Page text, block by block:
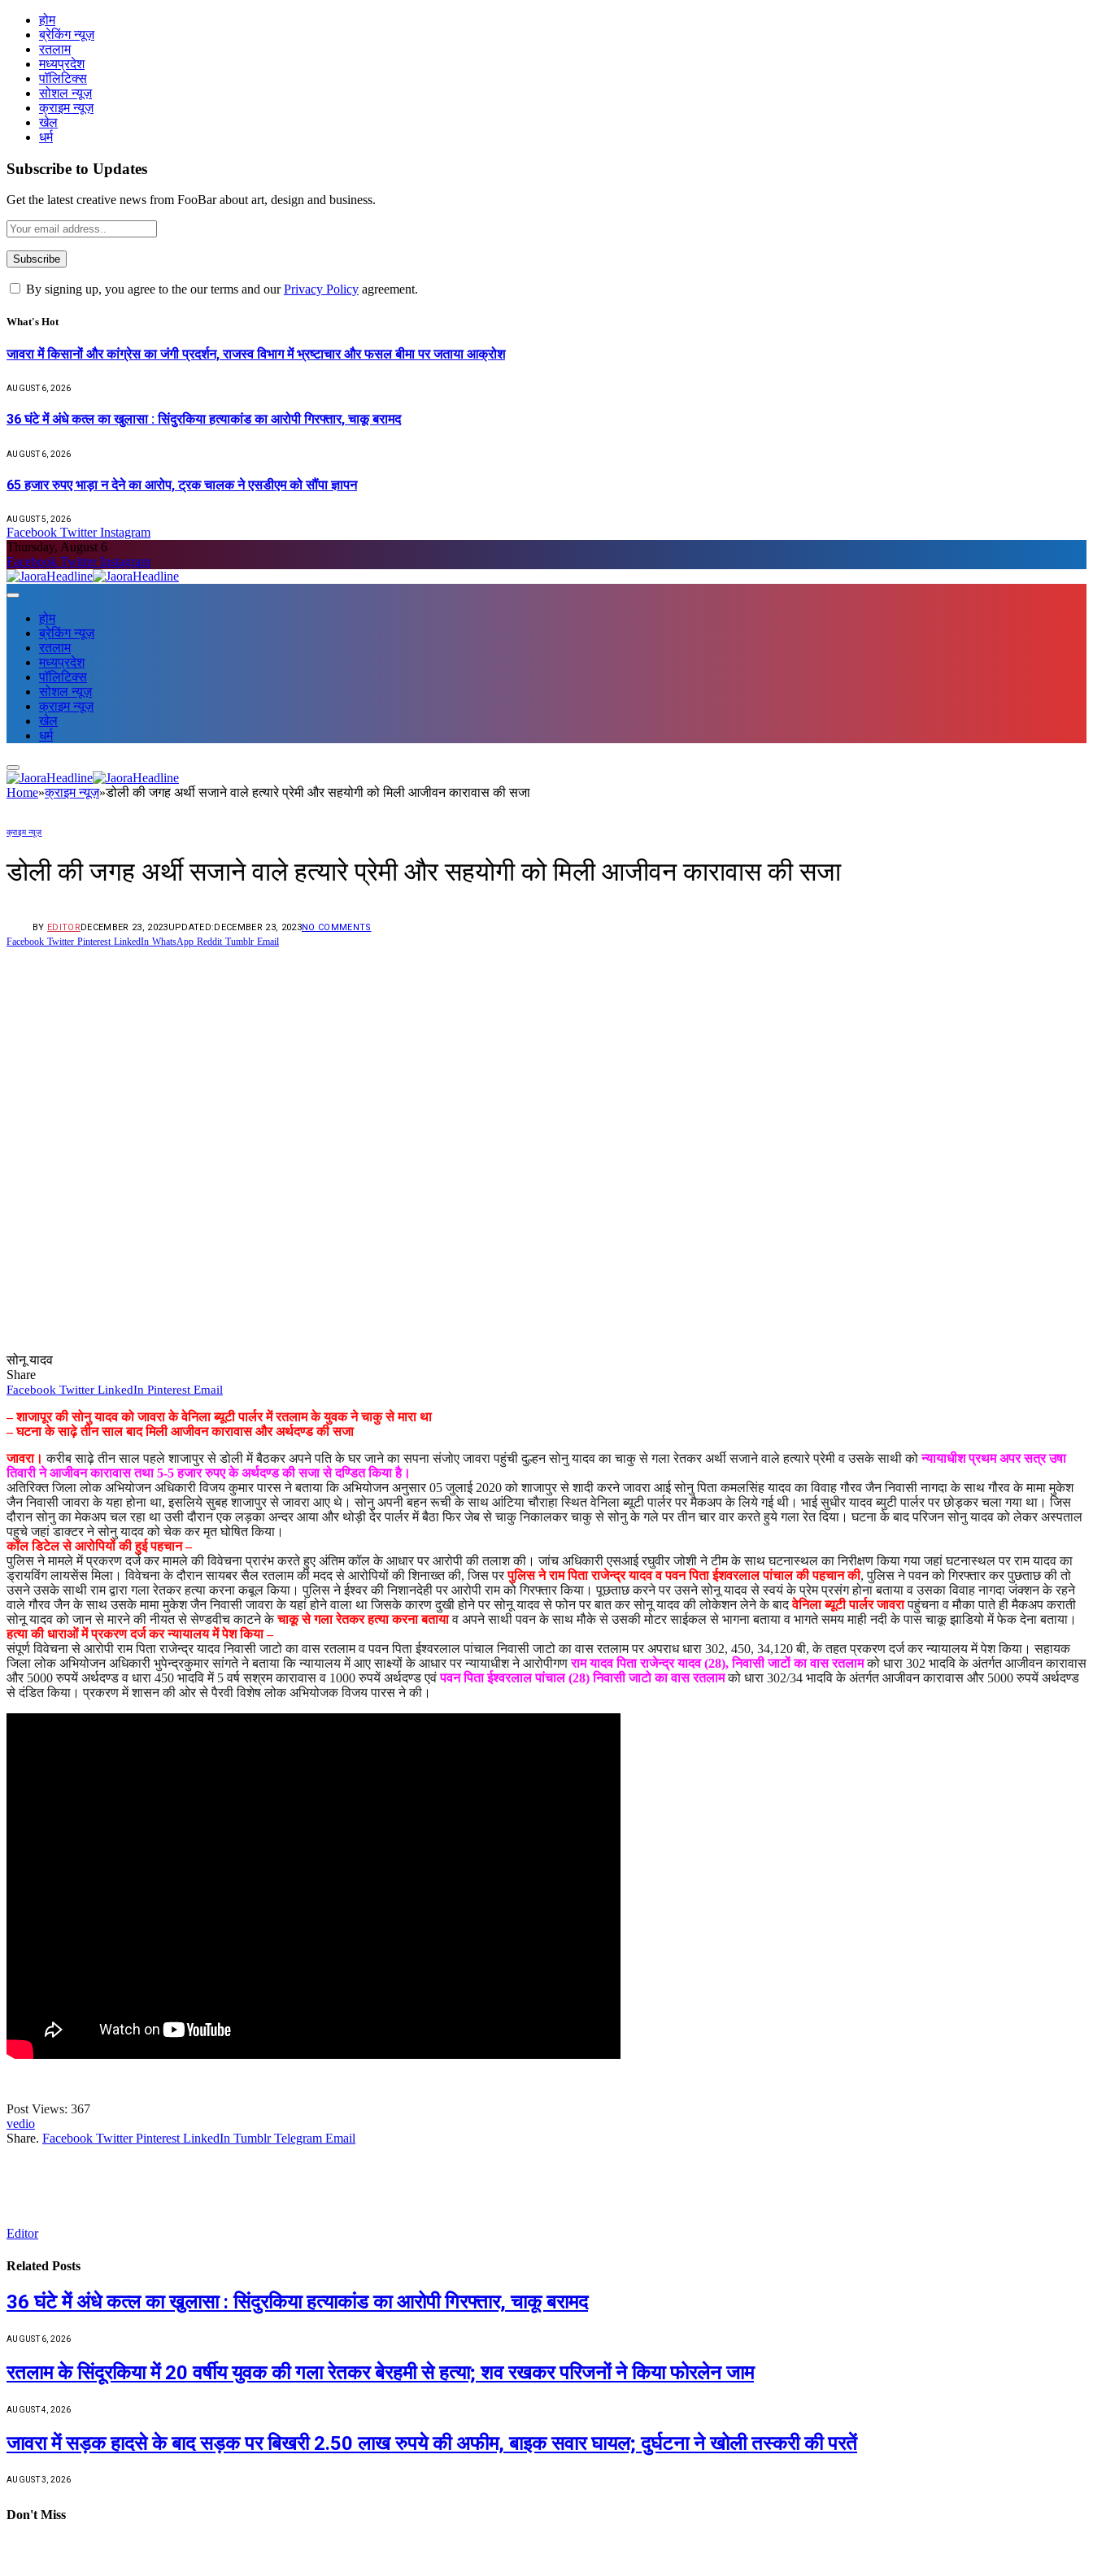
होम
ब्रेकिंग न्यूज़
रतलाम
मध्यप्रदेश
पॉलिटिक्स
सोशल न्यूज़
क्राइम न्यूज़
खेल
धर्म
Subscribe to Updates
Get the latest creative news from FooBar about art, design and business.
By signing up, you agree to the our terms and ourPrivacy Policy agreement.
What's Hot
जावरा में किसानों और कांग्रेस का जंगी प्रदर्शन, राजस्व विभाग में भ्रष्टाचार और फसल बीमा पर जताया आक्रोश
AUGUST 6, 2026
36 घंटे में अंधे कत्ल का खुलासा : सिंदुरकिया हत्याकांड का आरोपी गिरफ्तार, चाकू बरामद
AUGUST 6, 2026
65 हजार रुपए भाड़ा न देने का आरोप, ट्रक चालक ने एसडीएम को सौंपा ज्ञापन
AUGUST 5, 2026
Facebook Twitter Instagram
Thursday, August 6
Facebook Twitter Instagram
होम
ब्रेकिंग न्यूज़
रतलाम
मध्यप्रदेश
पॉलिटिक्स
सोशल न्यूज़
क्राइम न्यूज़
खेल
धर्म
Home»क्राइम न्यूज़»डोली की जगह अर्थी सजाने वाले हत्यारे प्रेमी और सहयोगी को मिली आजीवन कारावास की सजा
क्राइम न्यूज़
डोली की जगह अर्थी सजाने वाले हत्यारे प्रेमी और सहयोगी को मिली आजीवन कारावास की सजा
BY EDITORDECEMBER 23, 2023UPDATED:DECEMBER 23, 2023NO COMMENTS
Facebook Twitter Pinterest LinkedIn WhatsApp Reddit Tumblr Email
सोनू यादव
Share
Facebook Twitter LinkedIn Pinterest Email
– शाजापूर की सोनु यादव को जावरा के वेनिला ब्यूटी पार्लर में रतलाम के युवक ने चाकु से मारा था
– घटना के साढ़े तीन साल बाद मिली आजीवन कारावास और अर्थदण्ड की सजा
जावरा। करीब साढ़े तीन साल पहले शाजापुर से डोली में बैठकर अपने पति के घर जाने का सपना संजोए जावरा पहुंची दुल्हन सोनु यादव का चाकु से गला रेतकर अर्थी सजाने वाले हत्यारे प्रेमी व उसके साथी कोन्यायाधीश प्रथम अपर सत्र उषा
तिवारी ने आजीवन कारावास तथा 5-5 हजार रुपए के अर्थदण्ड की सजा से दण्डित किया है।
अतिरिक्त जिला लोक अभियोजन अधिकारी विजय कुमार पारस ने बताया कि अभियोजन अनुसार 05 जुलाई 2020 को शाजापुर से शादी करने जावरा आई सोनु पिता कमलसिंह यादव का विवाह गौरव जैन निवासी नागदा के साथ गौरव के मामा मुकेश
जैन निवासी जावरा के यहा होना था, इसलिये सुबह शाजापुर से जावरा आए थे। सोनु अपनी बहन रूची के साथ आंटिया चौराहा स्थित वेनिला ब्यूटी पार्लर पर मैकअप के लिये गई थी। भाई सुधीर यादव ब्युटी पार्लर पर छोड़कर चला गया था। जिस
दौरान सोनु का मेकअप चल रहा था उसी दौरान एक लड़का अन्दर आया और थोड़ी देर पार्लर में बैठा फिर जेब से चाकु निकालकर चाकु से सोनु के गले पर तीन चार वार करते हुये गला रेत दिया। घटना के बाद परिजन सोनु यादव को लेकर अस्पताल
पहुचे जहां डाक्टर ने सोनु यादव को चेक कर मृत घोषित किया।
कॉल डिटेल से आरोपियों की हुई पहचान –
पुलिस ने मामले में प्रकरण दर्ज कर मामले की विवेचना प्रारंभ करते हुए अंतिम कॉल के आधार पर आरोपी की तलाश की। जांच अधिकारी एसआई रघुवीर जोशी ने टीम के साथ घटनास्थल का निरीक्षण किया गया जहां घटनास्थल पर राम यादव का
ड्रायविंग लायसेंस मिला। विवेचना के दौरान सायबर सैल रतलाम की मदद से आरोपियों की शिनाख्त की, जिस परपुलिस ने राम पिता राजेन्द्र यादव व पवन पिता ईशवरलाल पांचाल की पहचान की, पुलिस ने पवन को गिरफ्तार कर पुछताछ की तो
उसने उसके साथी राम द्वारा गला रेतकर हत्या करना कबूल किया। पुलिस ने ईश्वर की निशानदेही पर आरोपी राम को गिरफ्तार किया। पूछताछ करने पर उसने सोनू यादव से स्वयं के प्रेम प्रसंग होना बताया व उसका विवाह नागदा जंक्शन के रहने
वाले गौरव जैन के साथ उसके मामा मुकेश जैन निवासी जावरा के यहां होने वाला था जिसके कारण दुखी होने पर सोनू यादव से फोन पर बात कर सोनू यादव की लोकेशन लेने के बादवेनिला ब्यूटी पार्लर जावरापहुंचना व मौका पाते ही मैकअप कराती
सोनू यादव को जान से मारने की नीयत से सेण्डवीच काटने केचाकू से गला रेतकर हत्या करना बताया व अपने साथी पवन के साथ मौके से उसकी मोटर साईकल से भागना बताया व भागते समय माही नदी के पास चाकू झाडियो में फेक देना बताया।
हत्या की धाराओं में प्रकरण दर्ज कर न्यायालय में पेश किया –
संपूर्ण विवेचना से आरोपी राम पिता राजेन्द्र यादव निवासी जाटो का वास रतलाम व पवन पिता ईश्वरलाल पांचाल निवासी जाटो का वास रतलाम पर अपराध धारा 302, 450, 34,120 बी, के तहत प्रकरण दर्ज कर न्यायालय में पेश किया। सहायक
जिला लोक अभियोजन अधिकारी भुपेन्द्रकुमार सांगते ने बताया कि न्यायालय में आए साक्ष्यों के आधार पर न्यायाधीश ने आरोपीगणराम यादव पिता राजेन्द्र यादव (28), निवासी जाटों का वास रतलामको धारा 302 भादवि के अंतर्गत आजीवन कारावास
और 5000 रुपयें अर्थदण्ड व धारा 450 भादवि में 5 वर्ष सश्रम कारावास व 1000 रुपयें अर्थदण्ड एवंपवन पिता ईश्वरलाल पांचाल (28) निवासी जाटो का वास रतलाम को धारा 302/34 भादवि के अंतर्गत आजीवन कारावास और 5000 रुपयें अर्थदण्ड
से दंडित किया। प्रकरण में शासन की ओर से पैरवी विशेष लोक अभियोजक विजय पारस ने की।
Post Views: 367
vedio
Share. Facebook Twitter Pinterest LinkedIn Tumblr Telegram Email
Editor
Related Posts
36 घंटे में अंधे कत्ल का खुलासा : सिंदुरकिया हत्याकांड का आरोपी गिरफ्तार, चाकू बरामद
AUGUST 6, 2026
रतलाम के सिंदूरकिया में 20 वर्षीय युवक की गला रेतकर बेरहमी से हत्या; शव रखकर परिजनों ने किया फोरलेन जाम
AUGUST 4, 2026
जावरा में सड़क हादसे के बाद सड़क पर बिखरी 2.50 लाख रुपये की अफीम, बाइक सवार घायल; दुर्घटना ने खोली तस्करी की परतें
AUGUST 3, 2026
Don't Miss